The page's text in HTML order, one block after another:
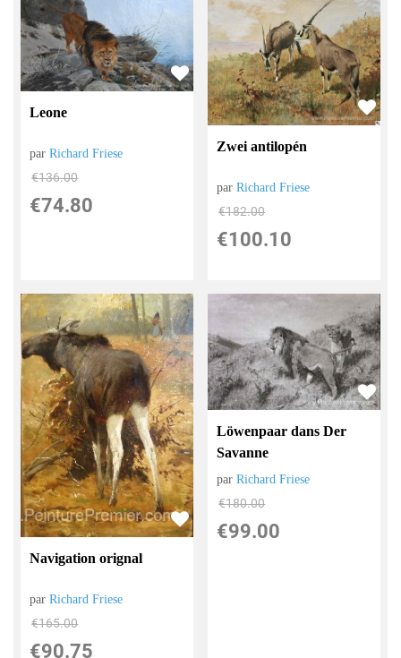
Leone
parRichard Friese
€136.00
€74.80
Zwei antilopén
parRichard Friese
€182.00
€100.10
Navigation orignal
parRichard Friese
€165.00
€90.75
Löwenpaar dans Der
Savanne
parRichard Friese
€180.00
€99.00